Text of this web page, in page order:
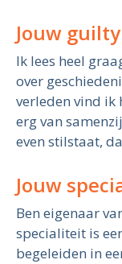
Jouw
Ik lees heel
over
verleden vind ik
erg van
even stilstaat,
Jouw
Ben eigenaar
specialiteit is
begeleiden in